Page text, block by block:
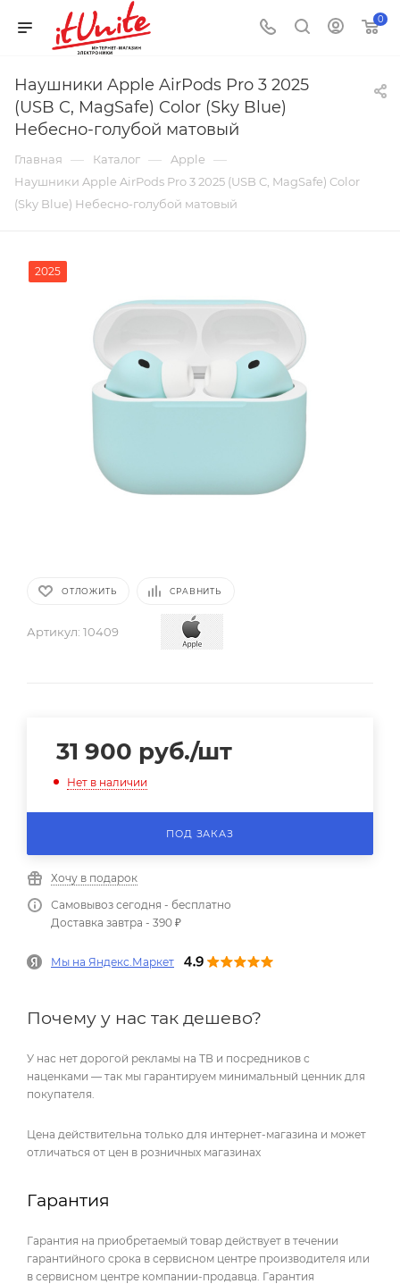
0
Наушники Apple AirPods Pro 3 2025
(USB C, MagSafe) Color (Sky Blue)
Небесно-голубой матовый
Главная — Каталог — Apple —
Наушники Apple AirPods Pro 3 2025 (USB C, MagSafe) Color
(Sky Blue) Небесно-голубой матовый
2025
ОТЛОЖИТЬ СРАВНИТЬ
Артикул: 10409
31 900 руб./шт
Нет в наличии
ПОД ЗАКАЗ
Хочу в подарок
Самовывоз сегодня - бесплатно
Доставка завтра - 390 ₽
Мы на Яндекс.Маркет
Почему у нас так дешево?
У нас нет дорогой рекламы на ТВ и посредников с
наценками — так мы гарантируем минимальный ценник для
покупателя.
Цена действительна только для интернет-магазина и может
отличаться от цен в розничных магазинах
Гарантия
Гарантия на приобретаемый товар действует в течении
гарантийного срока в сервисном центре производителя или
в сервисном центре компании-продавца. Гарантия